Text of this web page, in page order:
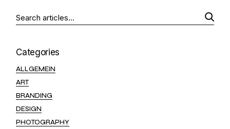
BEITRÄGE
Search
Categories
ALLGEMEIN
ART
BRANDING
DESIGN
PHOTOGRAPHY